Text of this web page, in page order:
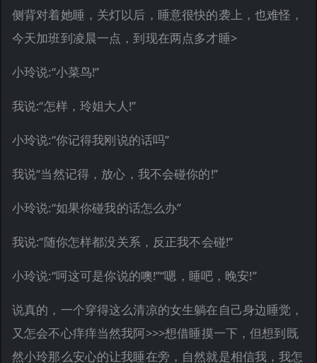
侧背对着她睡，关灯以后，睡意很快的袭上，也难怪，
今天加班到凌晨一点，到现在两点多才睡>
小玲说:“小菜鸟!”
我说:“怎样，玲姐大人!”
小玲说:“你记得我刚说的话吗”
我说“当然记得，放心，我不会碰你的!”
小玲说:“如果你碰我的话怎么办”
我说:“随你怎样都没关系，反正我不会碰!”
小玲说:“呵这可是你说的噢!”“嗯，睡吧，晚安!”
说真的，一个穿得这么清凉的女生躺在自己身边睡觉，
又怎会不心痒痒当然我阿>>>想借睡摸一下，但想到既
然小玲那么安心的让我睡在旁，自然就是相信我，我怎